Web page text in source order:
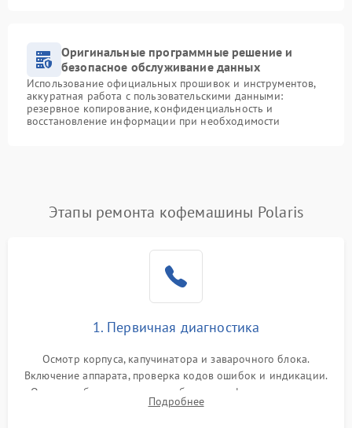
Оригинальные программные решение и
безопасное обслуживание данных
Использование официальных прошивок и инструментов,
аккуратная работа с пользовательскими данными:
резервное копирование, конфиденциальность и
восстановление информации при необходимости
Этапы ремонта кофемашины Polaris
1. Первичная диагностика
Осмотр корпуса, капучинатора и заварочного блока.
Включение аппарата, проверка кодов ошибок и индикации.
Оценка работы помпы, термоблока и кофемолки на слух.
Измерение температуры и давления воды для выявления
Подробнее